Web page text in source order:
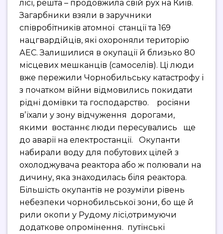
лісі, решта – продовжила свій рух на Київ.
Загарбники взяли в заручники
співробітників атомної станції та 169
нацгвардійців, які охороняли територію
АЕС. Залишилися в окупації й близько 80
місцевих мешканців (самоселів). Ці люди
вже пережили Чорнобильську катастрофу і
з початком війни відмовились покидати
рідні домівки та господарство. росіяни
вʼїхали у зону відчуження дорогами,
якими востаннє люди пересувались ще
до аварії на електростанції. Окупанти
набирали воду для побутових цілей з
охолоджувача реактора або ж полювали на
дичину, яка знаходилась біля реактора.
Більшість окупантів не розуміли рівень
небезпеки чорнобильської зони, бо ще й
рили окопи у Рудому лісі,отримуючи
додаткове опромінення. путінські